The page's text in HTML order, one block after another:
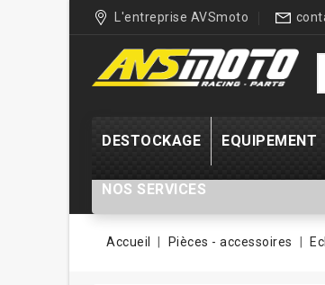
L'entreprise AVSmoto
DESTOCKAGE EQUIPEMENT
NOS SERVICES
Accueil Pièces - accessoires